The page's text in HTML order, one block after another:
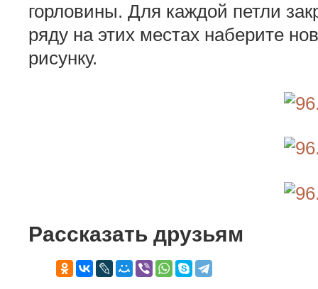
горловины. Для каждой петли
ряду на этих местах наберите
рисунку.
Рассказать друзьям